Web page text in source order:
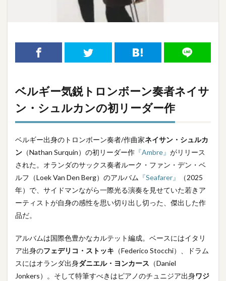
ベルギー気鋭トロンボーン奏者ネイサ
ン・シュルカンの初リーダー作
ベルギー出身のトロンボーン奏者/作曲家ネイサン・シュルカ
ン （Nathan Surquin）の初リーダー作 『Ambre』 がリリース
された。オランダのサックス奏者ルーク・ファン・デン・ベ
ルフ（Loek Van Den Berg）のアルバム 『Seafarer』
（2025
年）で、サイドマンながら一際光る演奏を見せていた若きア
ーティストが自身の感性を思い切り出し切った、傑出した作
品だ。
アルバムは国際色豊かなカルテット編成。ベースにはイタリ
ア出身のフェデリコ・ストッキ （Federico Stocchi）、ドラム
スにはオランダ出身ダニエル・ヨンカース （Daniel
Jonkers）。そして特筆すべきはピアノのチュニジア出身ワジ